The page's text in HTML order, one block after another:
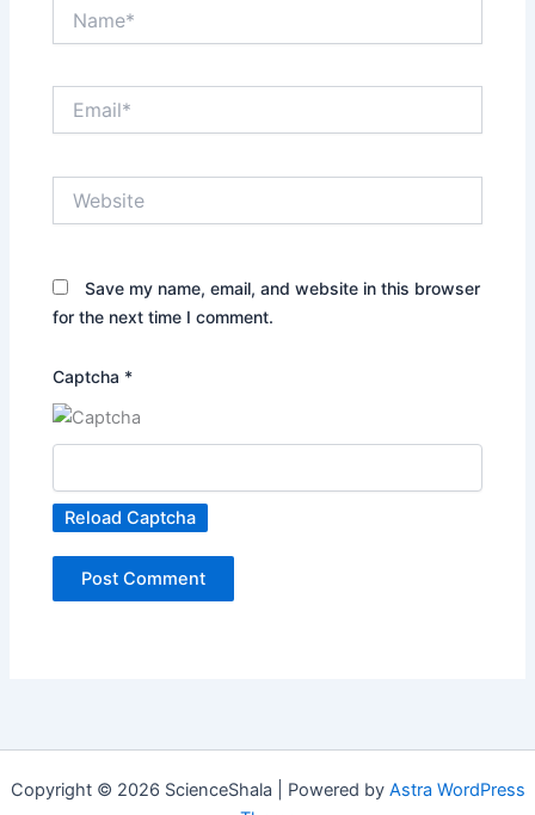
Save my name, email, and website in this browser
for the next time I comment.
Captcha *
Reload Captcha
Copyright © 2026 ScienceShala | Powered by Astra WordPress